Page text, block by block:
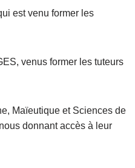
est venu former les
venus former les tuteurs
Maïeutique et Sciences de
donnant accès à leur